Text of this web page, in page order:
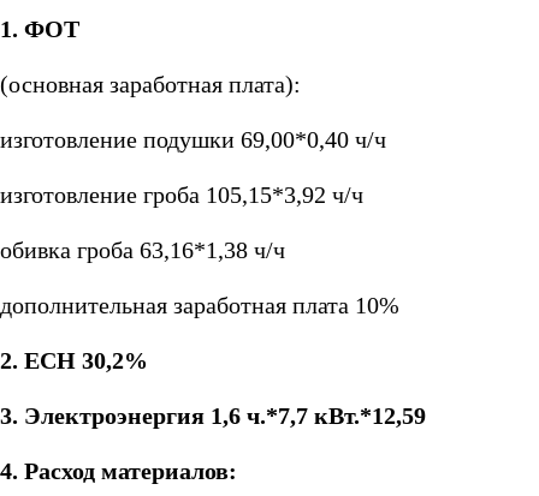
1. ФОТ
(основная заработная плата):
изготовление подушки 69,00*0,40 ч/ч
изготовление гроба 105,15*3,92 ч/ч
обивка гроба 63,16*1,38 ч/ч
дополнительная заработная плата 10%
2. ЕСН 30,2%
3. Электроэнергия 1,6 ч.*7,7 кВт.*12,59
4. Расход материалов: